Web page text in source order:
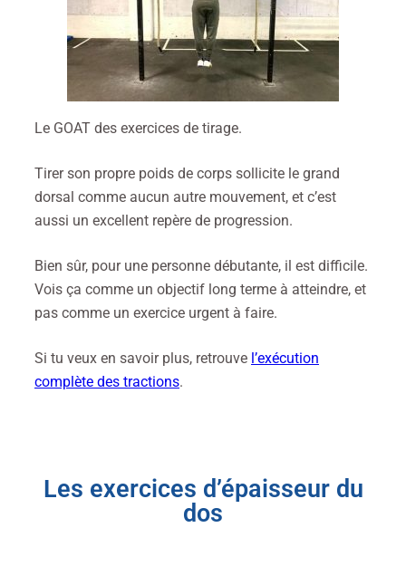
Le GOAT des exercices de tirage.
Tirer son propre poids de corps sollicite le grand
dorsal comme aucun autre mouvement, et c’est
aussi un excellent repère de progression.
Bien sûr, pour une personne débutante, il est difficile.
Vois ça comme un objectif long terme à atteindre, et
pas comme un exercice urgent à faire.
Si tu veux en savoir plus, retrouve l’exécution
complète des tractions.
Les exercices d’épaisseur du
dos